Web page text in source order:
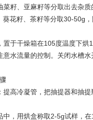
籽、亚麻籽等分取出去杂质
葵花籽、茶籽等分取30-50g
于干燥箱在105度温度下烘1
水流量的控制。关闭水槽水
提高冷凝管，把抽提器和抽
中，用烘盒称取2-5g试样，